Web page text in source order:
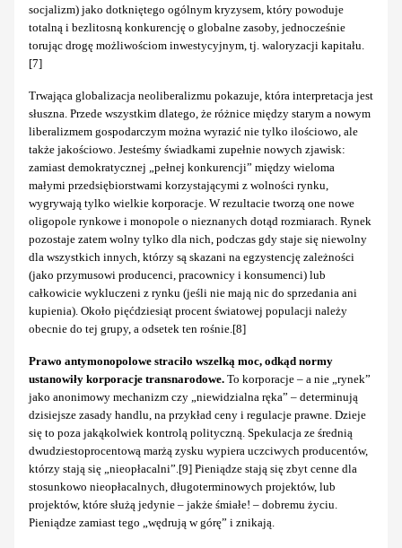
socjalizm) jako dotkniętego ogólnym kryzysem, który powoduje
totalną i bezlitosną konkurencję o globalne zasoby, jednocześnie
torując drogę możliwościom inwestycyjnym, tj. waloryzacji kapitału.
[7]
Trwająca globalizacja neoliberalizmu pokazuje, która interpretacja jest
słuszna. Przede wszystkim dlatego, że różnice między starym a nowym
liberalizmem gospodarczym można wyrazić nie tylko ilościowo, ale
także jakościowo. Jesteśmy świadkami zupełnie nowych zjawisk:
zamiast demokratycznej „pełnej konkurencji” między wieloma
małymi przedsiębiorstwami korzystającymi z wolności rynku,
wygrywają tylko wielkie korporacje. W rezultacie tworzą one nowe
oligopole rynkowe i monopole o nieznanych dotąd rozmiarach. Rynek
pozostaje zatem wolny tylko dla nich, podczas gdy staje się niewolny
dla wszystkich innych, którzy są skazani na egzystencję zależności
(jako przymusowi producenci, pracownicy i konsumenci) lub
całkowicie wykluczeni z rynku (jeśli nie mają nic do sprzedania ani
kupienia). Około pięćdziesiąt procent światowej populacji należy
obecnie do tej grupy, a odsetek ten rośnie.[8]
Prawo antymonopolowe straciło wszelką moc, odkąd normy
ustanowiły korporacje transnarodowe. To korporacje – a nie „rynek”
jako anonimowy mechanizm czy „niewidzialna ręka” – determinują
dzisiejsze zasady handlu, na przykład ceny i regulacje prawne. Dzieje
się to poza jakąkolwiek kontrolą polityczną. Spekulacja ze średnią
dwudziestoprocentową marżą zysku wypiera uczciwych producentów,
którzy stają się „nieopłacalni”.[9] Pieniądze stają się zbyt cenne dla
stosunkowo nieopłacalnych, długoterminowych projektów, lub
projektów, które służą jedynie – jakże śmiałe! – dobremu życiu.
Pieniądze zamiast tego „wędrują w górę” i znikają.